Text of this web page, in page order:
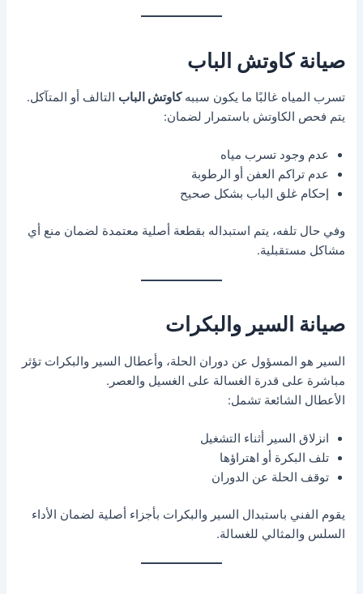
صيانة كاوتش الباب
تسرب المياه غالبًا ما يكون سببهكاوتش الباب التالف أو المتآكل.
يتم فحص الكاوتش باستمرار لضمان:
عدم وجود تسرب مياه
عدم تراكم العفن أو الرطوبة
إحكام غلق الباب بشكل صحيح
وفي حال تلفه، يتم استبداله بقطعة أصلية معتمدة لضمان منع أي
مشاكل مستقبلية.
صيانة السير والبكرات
السير هو المسؤول عن دوران الحلة، وأعطال السير والبكرات تؤثر
مباشرة على قدرة الغسالة على الغسيل والعصر.
الأعطال الشائعة تشمل:
انزلاق السير أثناء التشغيل
تلف البكرة أو اهتراؤها
توقف الحلة عن الدوران
يقوم الفني باستبدال السير والبكرات بأجزاء أصلية لضمان الأداء
السلس والمثالي للغسالة.